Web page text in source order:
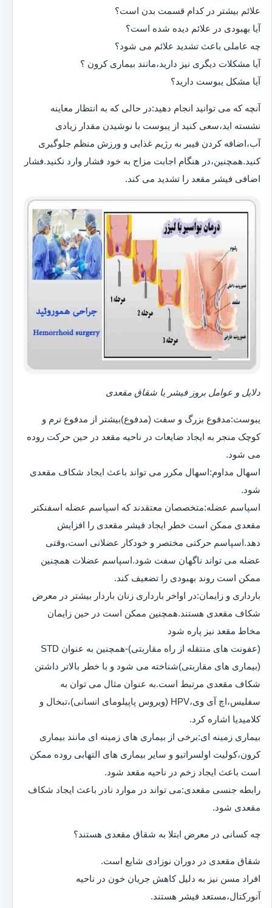
علائم بیشتر در کدام قسمت بدن است؟
آیا بهبودی در علائم دیده شده است؟
چه عاملی باعث تشدید علائم می شود؟
آیا مشکلات دیگری نیز دارید،مانند بیماری کرون ؟
آیا مشکل یبوست دارید؟
آنچه که می توانید انجام دهید:در حالی که به انتظار معاینه
نشسته اید،سعی کنید از یبوست با نوشیدن مقدار زیادی
آب،اضافه کردن فیبر به رژیم غذایی و ورزش منظم جلوگیری
کنید.همچنین،در هنگام اجابت مزاج به خود فشار وارد نکنید.فشار
اضافی فیشر مقعد را تشدید می کند.
دلایل و عوامل بروز فیشر یا شقاق مقعدی
یبوست:مدفوع بزرگ و سفت (مدفوع)بیشتر از مدفوع نرم و
کوچک منجر به ایجاد ضایعات در ناحیه مقعد در حین حرکت روده
می شود.
اسهال مداوم:اسهال مکرر می تواند باعث ایجاد شکاف مقعدی
شود.
اسپاسم عضله:متخصصان معتقدند که اسپاسم عضله اسفنکتر
مقعدی ممکن است خطر ایجاد فیشر مقعدی را افزایش
دهد.اسپاسم حرکتی مختصر و خودکار عضلانی است،وقتی
عضله می تواند ناگهان سفت شود.اسپاسم عضلات همچنین
ممکن است روند بهبودی را تضعیف کند.
بارداری و زایمان:در اواخر بارداری زنان باردار بیشتر در معرض
شکاف مقعدی هستند.همچنین ممکن است در حین زایمان
مخاط مقعد نیز پاره شود
(عفونت های منتقله از راه مقاربتی)-همچنین به عنوان STD
(بیماری های مقاربتی)شناخته می شود و با خطر بالاتر داشتن
شکاف مقعدی مرتبط است.به عنوان مثال می توان به
سفلیس،اچ آی وی،HPV (ویروس پاپیلومای انسانی)،تبخال و
کلامیدیا اشاره کرد.
بیماری زمینه ای:برخی از بیماری های زمینه ای مانند بیماری
کرون،کولیت اولسراتیو و سایر بیماری های التهابی روده ممکن
است باعث ایجاد زخم در ناحیه مقعد شود.
رابطه جنسی مقعدی:می تواند در موارد نادر باعث ایجاد شکاف
مقعدی شود.
چه کسانی در معرض ابتلا به شقاق مقعدی هستند؟
شقاق مقعدی در دوران نوزادی شایع است.
افراد مسن نیز به دلیل کاهش جریان خون در ناحیه
آنورکتال،مستعد فیشر هستند.